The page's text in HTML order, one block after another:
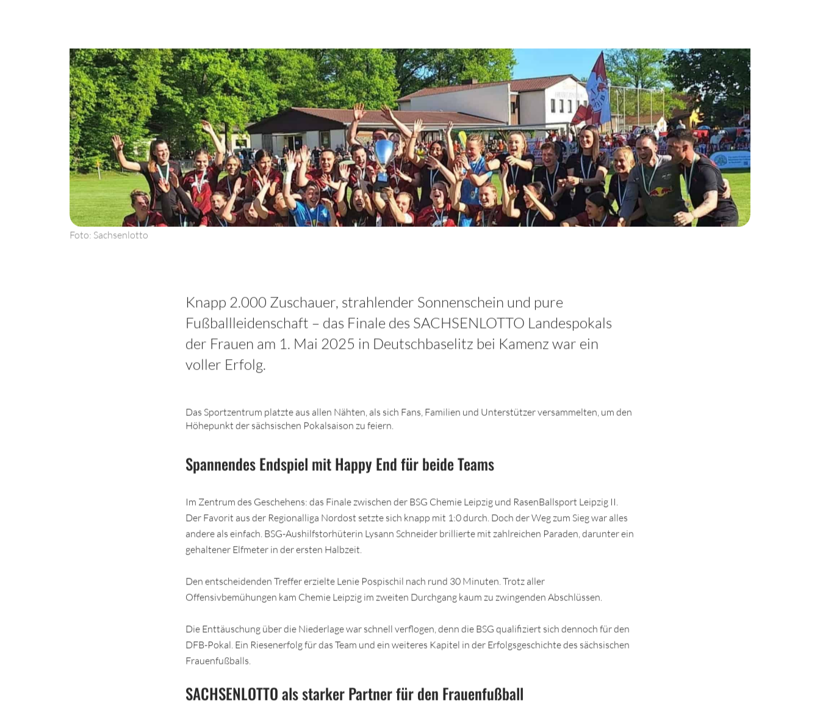
Foto: Sachsenlotto
Knapp 2.000 Zuschauer, strahlender Sonnenschein und pure
Fußballleidenschaft – das Finale des SACHSENLOTTO Landespokals
der Frauen am 1. Mai 2025 in Deutschbaselitz bei Kamenz war ein
voller Erfolg.
Das Sportzentrum platzte aus allen Nähten, als sich Fans, Familien und Unterstützer versammelten, um den
Höhepunkt der sächsischen Pokalsaison zu feiern.
Spannendes Endspiel mit Happy End für beide Teams
Im Zentrum des Geschehens: das Finale zwischen der BSG Chemie Leipzig und RasenBallsport Leipzig II.
Der Favorit aus der Regionalliga Nordost setzte sich knapp mit 1:0 durch. Doch der Weg zum Sieg war alles
andere als einfach. BSG-Aushilfstorhüterin Lysann Schneider brillierte mit zahlreichen Paraden, darunter ein
gehaltener Elfmeter in der ersten Halbzeit.
Den entscheidenden Treffer erzielte Lenie Pospischil nach rund 30 Minuten. Trotz aller
Offensivbemühungen kam Chemie Leipzig im zweiten Durchgang kaum zu zwingenden Abschlüssen.
Die Enttäuschung über die Niederlage war schnell verflogen, denn die BSG qualifiziert sich dennoch für den
DFB-Pokal. Ein Riesenerfolg für das Team und ein weiteres Kapitel in der Erfolgsgeschichte des sächsischen
Frauenfußballs.
SACHSENLOTTO als starker Partner für den Frauenfußball